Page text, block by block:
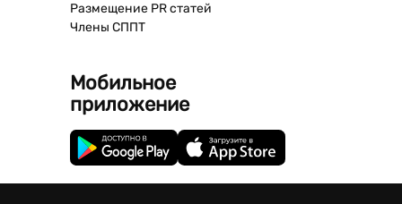
Размещение PR статей
Члены СППТ
Мобильное
приложение